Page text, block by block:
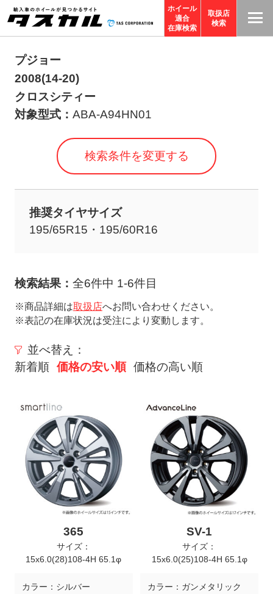
ホイール
適合
在庫検索
取扱店
検索
プジョー
2008(14-20)
クロスシティー
対象型式： ABA-A94HN01
検索条件を変更する
推奨タイヤサイズ
195/65R15・195/60R16
検索結果： 全6件中 1-6件目
※商品詳細は取扱店へお問い合わせください。
※表記の在庫状況は受注により変動します。
並べ替え：
新着順 価格の安い順 価格の高い順
365
サイズ：
15x6.0(28)108-4H 65.1φ
カラー： シルバー
SV-1
サイズ：
15x6.0(25)108-4H 65.1φ
カラー： ガンメタリック
T